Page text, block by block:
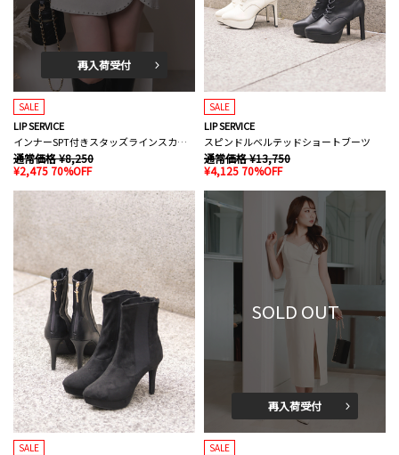
再入荷受付
SALE
LIP SERVICE
インナーSPT付きスタッズラインスカート
通常価格 ¥8,250
¥2,475 70%OFF
SALE
LIP SERVICE
スピンドルベルテッドショートブーツ
通常価格 ¥13,750
¥4,125 70%OFF
SALE
SOLD OUT
再入荷受付
SALE